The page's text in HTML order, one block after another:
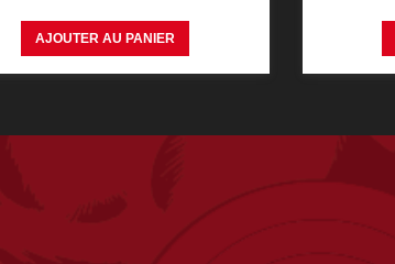
AJOUTER AU PANIER